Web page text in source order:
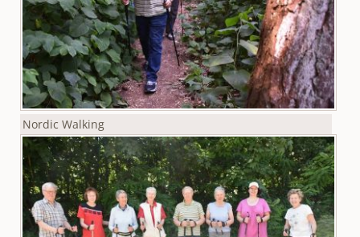
Nordic Walking